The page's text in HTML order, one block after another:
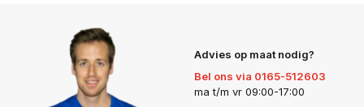
Advies op maat nodig?
Bel ons via 0165-512603
ma t/m vr 09:00-17:00